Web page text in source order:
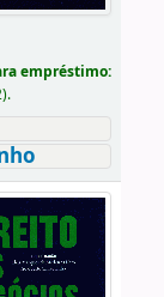
empréstimo: